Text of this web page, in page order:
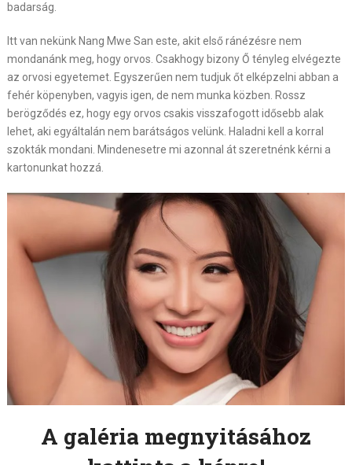
badarság.
Itt van nekünk Nang Mwe San este, akit első ránézésre nem
mondanánk meg, hogy orvos. Csakhogy bizony Ő tényleg elvégezte
az orvosi egyetemet. Egyszerűen nem tudjuk őt elképzelni abban a
fehér köpenyben, vagyis igen, de nem munka közben. Rossz
berögződés ez, hogy egy orvos csakis visszafogott idősebb alak
lehet, aki egyáltalán nem barátságos velünk. Haladni kell a korral
szokták mondani. Mindenesetre mi azonnal át szeretnénk kérni a
kartonunkat hozzá.
A galéria megnyitásához